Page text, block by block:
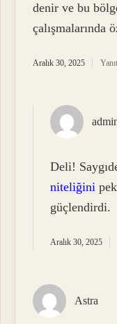
denir ve bu
çalışmalarında
Aralık 30, 2025
Deli!
niteliğini
güçlendirdi.
Aralık 30, 2025
Astra